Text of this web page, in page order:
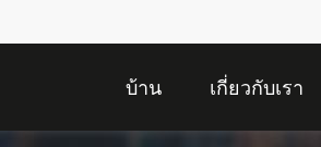
บ้าน เกี่ยวกับเรา